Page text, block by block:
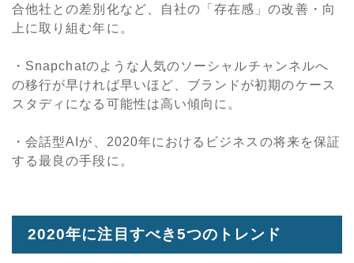
合他社との差別化など、自社の「存在感」の改善・向
上に取り組む年に。
・Snapchatのような人気のソーシャルチャンネルへ
の移行が早ければ早いほど、ブランドが初期のケース
スタディになる可能性は高い傾向に。
・会話型AIが、2020年におけるビジネスの将来を保証
する最良の手段に。
2020年に注目すべき5つのトレンド